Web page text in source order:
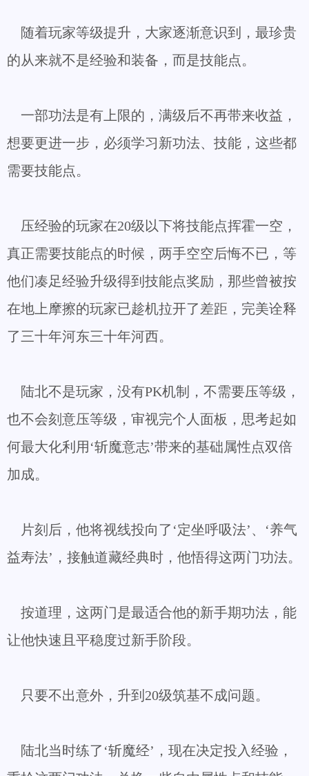
随着玩家等级提升，大家逐渐意识到，最珍贵
的从来就不是经验和装备，而是技能点。
一部功法是有上限的，满级后不再带来收益，
想要更进一步，必须学习新功法、技能，这些都
需要技能点。
压经验的玩家在20级以下将技能点挥霍一空，
真正需要技能点的时候，两手空空后悔不已，等
他们凑足经验升级得到技能点奖励，那些曾被按
在地上摩擦的玩家已趁机拉开了差距，完美诠释
了三十年河东三十年河西。
陆北不是玩家，没有PK机制，不需要压等级，
也不会刻意压等级，审视完个人面板，思考起如
何最大化利用‘斩魔意志’带来的基础属性点双倍
加成。
片刻后，他将视线投向了‘定坐呼吸法’、‘养气
益寿法’，接触道藏经典时，他悟得这两门功法。
按道理，这两门是最适合他的新手期功法，能
让他快速且平稳度过新手阶段。
只要不出意外，升到20级筑基不成问题。
陆北当时练了‘斩魔经’，现在决定投入经验，